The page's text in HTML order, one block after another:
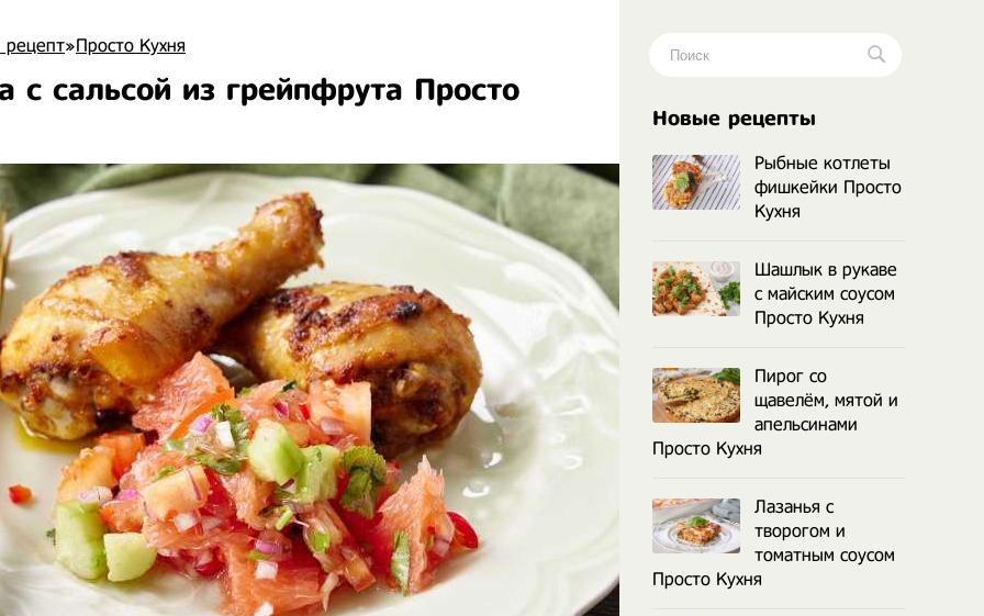
»Просто Кухня
с сальсой из грейпфрута Просто
Новые рецепты
Рыбные котлеты
фишкейки Просто
Кухня
Шашлык в рукаве
с майским соусом
Просто Кухня
Пирог со
щавелём, мятой и
апельсинами
Просто Кухня
Лазанья с
творогом и
томатным соусом
Просто Кухня